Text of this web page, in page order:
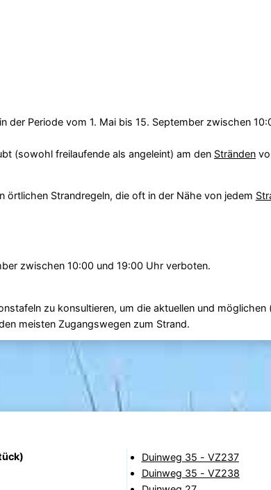
der Periode vom 1. Mai bis 15. September zwischen
(sowohl freilaufende als angeleint) am den Stränden
Strandregeln, die oft in der Nähe von jedem
zwischen 10:00 und 19:00 Uhr verboten.
zu konsultieren, um die aktuellen und möglichen
meisten Zugangswegen zum Strand.
Duinweg 35 - VZ237
Duinweg 35 - VZ238